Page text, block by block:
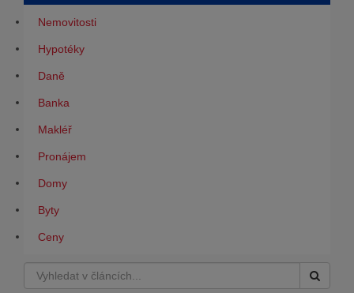
Nemovitosti
Hypotéky
Daně
Banka
Makléř
Pronájem
Domy
Byty
Ceny